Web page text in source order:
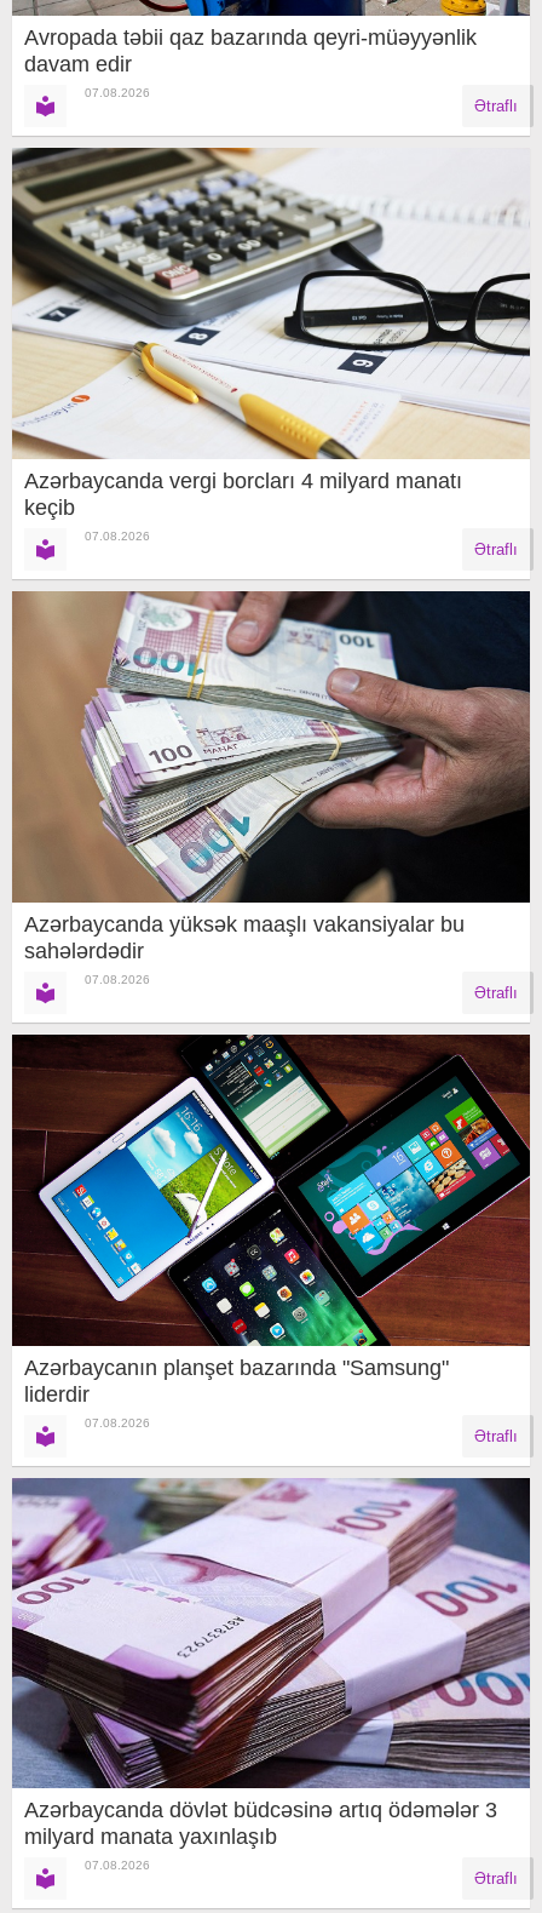
Avropada təbii qaz bazarında qeyri-müəyyənlik
davam edir
07.08.2026
Ətraflı
Azərbaycanda vergi borcları 4 milyard manatı
keçib
07.08.2026
Ətraflı
Azərbaycanda yüksək maaşlı vakansiyalar bu
sahələrdədir
07.08.2026
Ətraflı
Azərbaycanın planşet bazarında "Samsung"
liderdir
07.08.2026
Ətraflı
Azərbaycanda dövlət büdcəsinə artıq ödəmələr 3
milyard manata yaxınlaşıb
07.08.2026
Ətraflı